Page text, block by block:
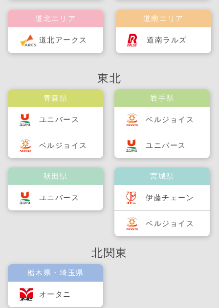
道南エリア
道南ラルズ
道北エリア
道北アークス
東北
青森県
ユニバース
ベルジョイス
秋田県
ユニバース
岩手県
ベルジョイス
ユニバース
宮城県
伊藤チェーン
ベルジョイス
北関東
栃木県・埼玉県
オータニ